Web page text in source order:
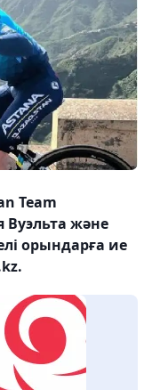
Team
және
орындарға ие